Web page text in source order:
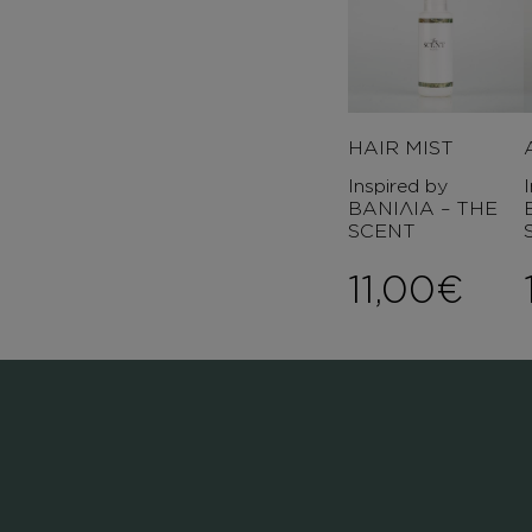
HAIR MIST
Inspired by
ΒΑΝΙΛΙΑ – THE
SCENT
11,00€